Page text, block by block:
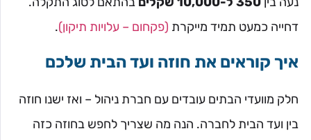
דחייה כמעט תמיד מייקרת (פקחום – עלויות תיקון).
איך קוראים את חוזה ועד הבית שלכם
חלק מוועדי הבתים עובדים עם חברת ניהול – ואז ישנו חוזה
בין ועד הבית לחברה. הנה מה שצריך לחפש בחוזה כזה